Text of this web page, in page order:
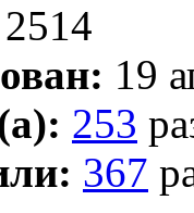
2514
19
253
367